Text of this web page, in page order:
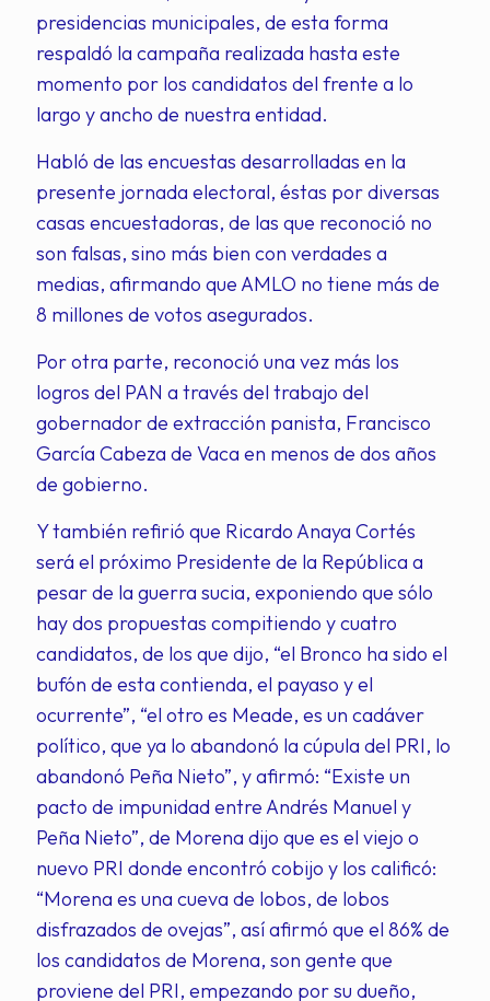
presidencias municipales, de esta forma
respaldó la campaña realizada hasta este
momento por los candidatos del frente a lo
largo y ancho de nuestra entidad.
Habló de las encuestas desarrolladas en la
presente jornada electoral, éstas por diversas
casas encuestadoras, de las que reconoció no
son falsas, sino más bien con verdades a
medias, afirmando que AMLO no tiene más de
8 millones de votos asegurados.
Por otra parte, reconoció una vez más los
logros del PAN a través del trabajo del
gobernador de extracción panista, Francisco
García Cabeza de Vaca en menos de dos años
de gobierno.
Y también refirió que Ricardo Anaya Cortés
será el próximo Presidente de la República a
pesar de la guerra sucia, exponiendo que sólo
hay dos propuestas compitiendo y cuatro
candidatos, de los que dijo, “el Bronco ha sido el
bufón de esta contienda, el payaso y el
ocurrente”, “el otro es Meade, es un cadáver
político, que ya lo abandonó la cúpula del PRI, lo
abandonó Peña Nieto”, y afirmó: “Existe un
pacto de impunidad entre Andrés Manuel y
Peña Nieto”, de Morena dijo que es el viejo o
nuevo PRI donde encontró cobijo y los calificó:
“Morena es una cueva de lobos, de lobos
disfrazados de ovejas”, así afirmó que el 86% de
los candidatos de Morena, son gente que
proviene del PRI, empezando por su dueño,